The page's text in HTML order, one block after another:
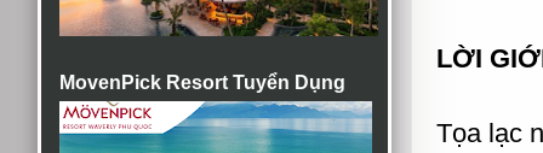
MovenPick Resort Tuyển Dụng
LỜI
Tọa lạc